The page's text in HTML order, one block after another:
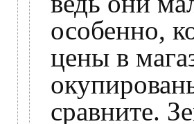
особенно,
цены в
сравните.